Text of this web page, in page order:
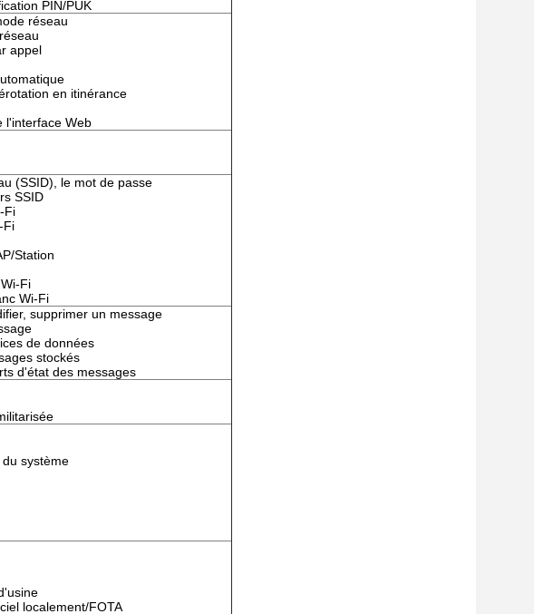
PIN/PUK
réseau
appel
en itinérance
l'interface Web
(SSID), le mot de passe
SSID
Fi
Fi
Station
Fi
Wi-Fi
supprimer un message
de données
stockés
d'état des messages
système
localement/FOTA